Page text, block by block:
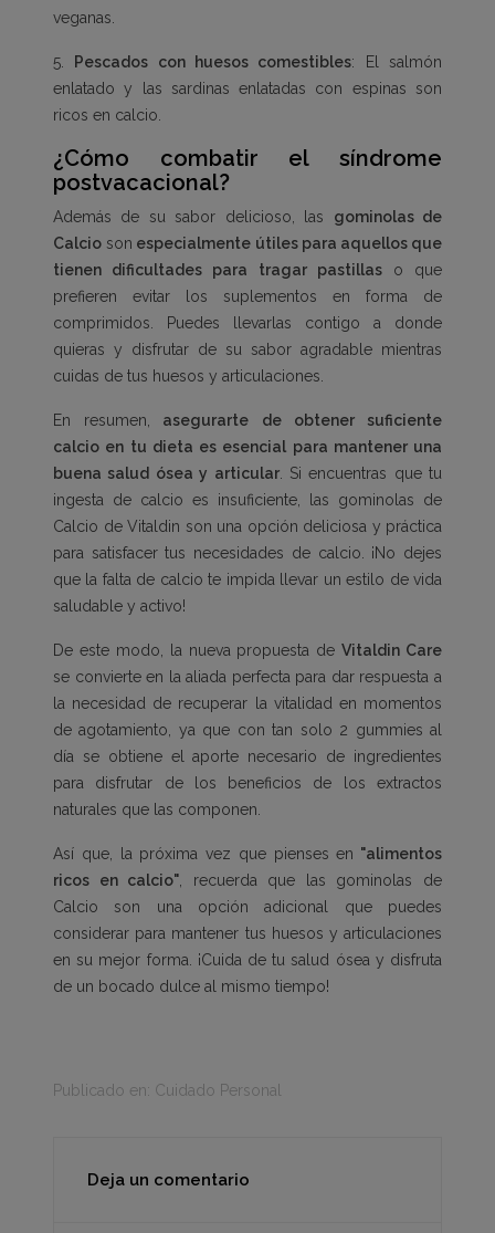
veganas.
5. Pescados con huesos comestibles: El salmón
enlatado y las sardinas enlatadas con espinas son
ricos en calcio.
¿Cómo combatir el síndrome
postvacacional?
Además de su sabor delicioso, las gominolas de
Calcio son especialmente útiles para aquellos que
tienen dificultades para tragar pastillaso que
prefieren evitar los suplementos en forma de
comprimidos. Puedes llevarlas contigo a donde
quieras y disfrutar de su sabor agradable mientras
cuidas de tus huesos y articulaciones.
En resumen,
asegurarte de obtener suficiente
calcio en tu dieta es esencial para mantener una
buena salud ósea y articular. Si encuentras que tu
ingesta de calcio es insuficiente, las gominolas de
Calcio de Vitaldin son una opción deliciosa y práctica
para satisfacer tus necesidades de calcio. ¡No dejes
que la falta de calcio te impida llevar un estilo de vida
saludable y activo!
De este modo, la nueva propuesta deVitaldin Care
se convierte en la aliada perfecta para dar respuesta a
la necesidad de recuperar la vitalidad en momentos
de agotamiento, ya que con tan solo 2 gummies al
día se obtiene el aporte necesario de ingredientes
para disfrutar de los beneficios de los extractos
naturales que las componen.
Así que, la próxima vez que pienses en "alimentos
ricos en calcio" , recuerda que las gominolas de
Calcio son una opción adicional que puedes
considerar para mantener tus huesos y articulaciones
en su mejor forma. ¡Cuida de tu salud ósea y disfruta
de un bocado dulce al mismo tiempo!
Publicado en: Cuidado Personal
Deja un comentario